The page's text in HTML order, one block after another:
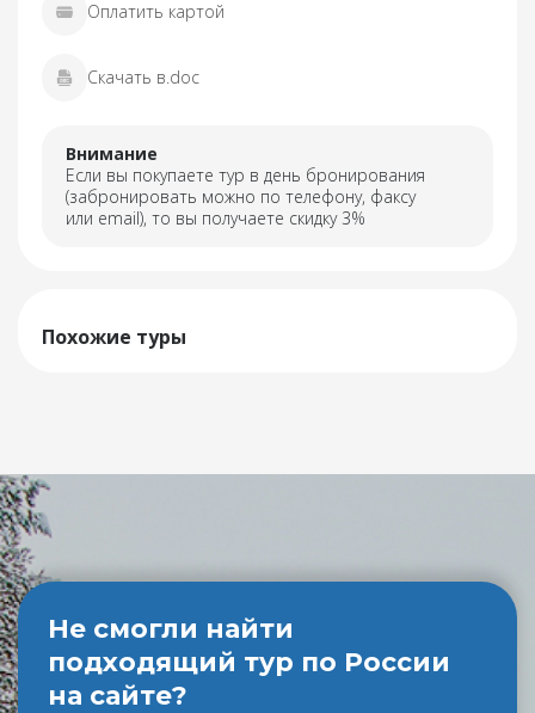
Оплатить картой
Скачать в.doc
Внимание
Если вы покупаете тур в день бронирования
(забронировать можно по телефону, факсу
или email), то вы получаете скидку 3%
Похожие туры
Не смогли найти
подходящий тур по России
на сайте?